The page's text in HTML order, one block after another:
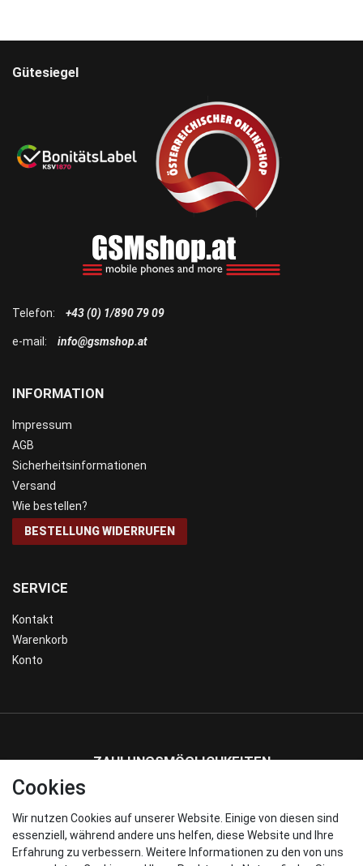
SERVICE
Kontakt
Warenkorb
Konto
INFORMATION
Impressum
AGB
Sicherheitsinformationen
Versand
Wie bestellen?
BESTELLUNG WIDERRUFEN
Telefon: +43 (0) 1/890 79 09
e-mail: info@gsmshop.at
Gütesiegel
ZAHLUNGSMÖGLICHKEITEN
WIR VERSENDEN MIT
Cookies
Wir nutzen Cookies auf unserer Website. Einige von diesen sind
essenziell, während andere uns helfen, diese Website und Ihre
Erfahrung zu verbessern. Weitere Informationen zu den von uns